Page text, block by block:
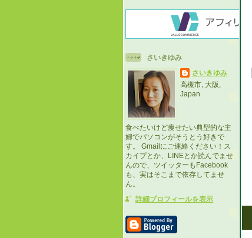
さいきゆみ
さいきゆみ
高槻市, 大阪,
Japan
食べたいけど痩せたい典型的な主
婦でパソコンがそうとう好きで
す。 Gmailにご連絡ください！ス
カイプとか、LINEとか読んでませ
んので、ツイッターもFacebook
も、実はそこまで依存してませ
ん。
詳細プロフィールを表示